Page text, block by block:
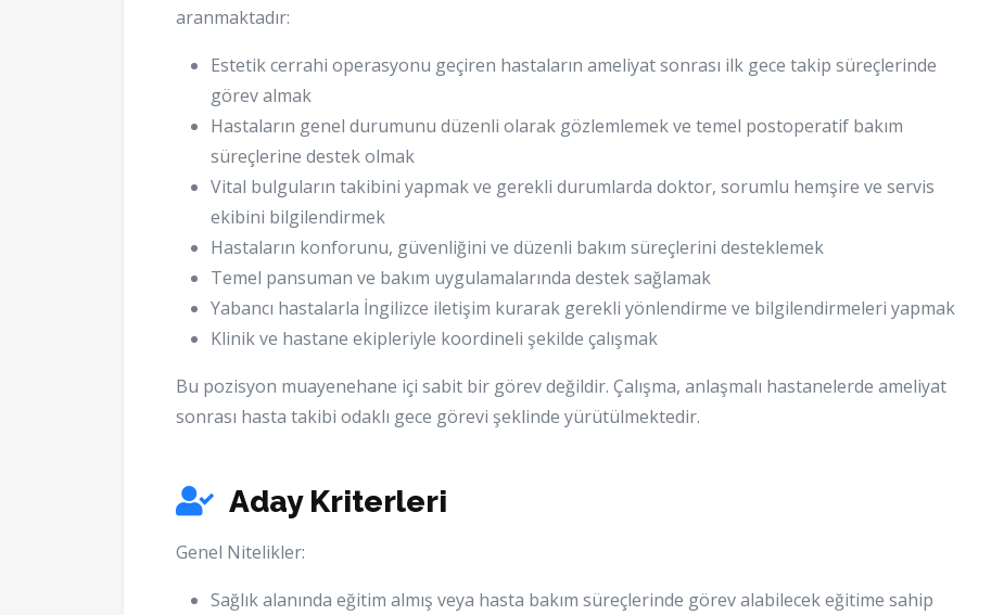
aranmaktadır:
Estetik cerrahi operasyonu geçiren hastaların ameliyat sonrası ilk gece takip süreçlerinde
görev almak
Hastaların genel durumunu düzenli olarak gözlemlemek ve temel postoperatif bakım
süreçlerine destek olmak
Vital bulguların takibini yapmak ve gerekli durumlarda doktor, sorumlu hemşire ve servis
ekibini bilgilendirmek
Hastaların konforunu, güvenliğini ve düzenli bakım süreçlerini desteklemek
Temel pansuman ve bakım uygulamalarında destek sağlamak
Yabancı hastalarla İngilizce iletişim kurarak gerekli yönlendirme ve bilgilendirmeleri yapmak
Klinik ve hastane ekipleriyle koordineli şekilde çalışmak
Bu pozisyon muayenehane içi sabit bir görev değildir. Çalışma, anlaşmalı hastanelerde ameliyat
sonrası hasta takibi odaklı gece görevi şeklinde yürütülmektedir.
Aday Kriterleri
Genel Nitelikler:
Sağlık alanında eğitim almış veya hasta bakım süreçlerinde görev alabilecek eğitime sahip